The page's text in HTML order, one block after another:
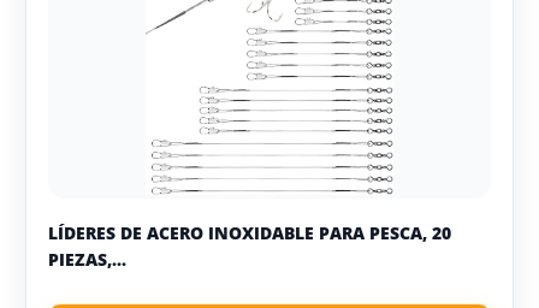
LÍDERES DE ACERO INOXIDABLE PARA PESCA, 20
PIEZAS,...